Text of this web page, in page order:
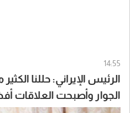
14:55
الرئيس الإيراني: حللنا
الجوار وأصبحت العلاقات